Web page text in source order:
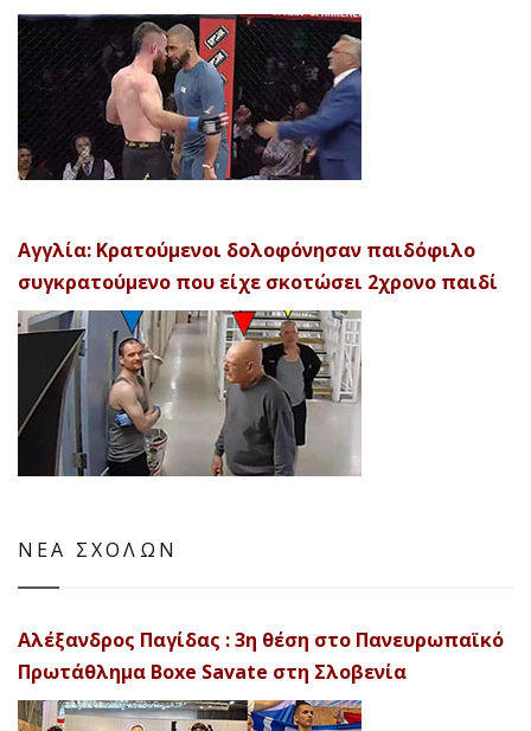
Αγγλία: Κρατούμενοι δολοφόνησαν παιδόφιλο
συγκρατούμενο που είχε σκοτώσει 2χρονο παιδί
ΝΕΑ ΣΧΟΛΩΝ
Αλέξανδρος Παγίδας : 3η θέση στο Πανευρωπαϊκό
Πρωτάθλημα Boxe Savate στη Σλοβενία